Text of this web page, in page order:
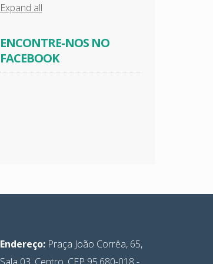
Expand all
ENCONTRE-NOS NO
FACEBOOK
Endereço:Praça João Corrêa, 65,
Sala 03, Centro, CEP 95.680-018 -